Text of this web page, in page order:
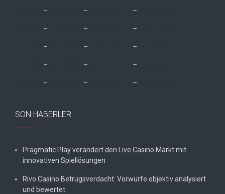
– – –
– – –
– – –
– – –
– – –
SON HABERLER
Pragmatic Play verändert den Live Casino Markt mit
innovativen Spiellösungen
Rivo Casino Betrugsverdacht: Vorwürfe objektiv analysiert
und bewertet